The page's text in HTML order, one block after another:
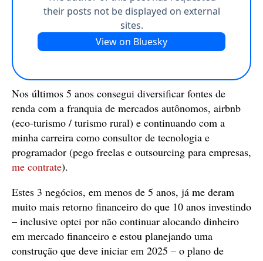
Nos últimos 5 anos consegui diversificar fontes de
renda com a franquia de mercados autônomos, airbnb
(eco-turismo / turismo rural) e continuando com a
minha carreira como consultor de tecnologia e
programador (pego freelas e outsourcing para empresas,
me contrate).
Estes 3 negócios, em menos de 5 anos, já me deram
muito mais retorno financeiro do que 10 anos investindo
– inclusive optei por não continuar alocando dinheiro
em mercado financeiro e estou planejando uma
construção que deve iniciar em 2025 – o plano de